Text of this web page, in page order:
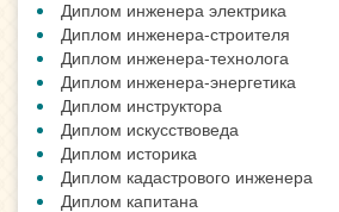
Диплом инженера электрика
Диплом инженера-строителя
Диплом инженера-технолога
Диплом инженера-энергетика
Диплом инструктора
Диплом искусствоведа
Диплом историка
Диплом кадастрового инженера
Диплом капитана